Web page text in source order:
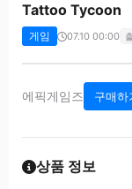
Tattoo Tycoon
게임 07.10 00:00
에픽게임즈 구매하
상품 정보